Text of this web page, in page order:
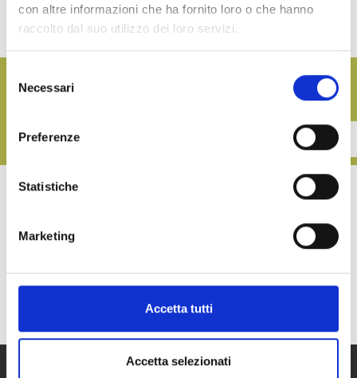
con altre informazioni che ha fornito loro o che hanno
raccolto dal suo utilizzo dei loro servizi.
delNecessari
Preferenze
Statistiche
Marketing
Accetta tutti
Accetta selezionati
Dezember im Rahmen der Veranstaltung SetteGreen Awards 2015
erhalten.
Möchten Sie unsere Aktualisierungen folgen?
Registrieren Sie sich für unseren Newsletter
Hast du dieser Artikel genossen?